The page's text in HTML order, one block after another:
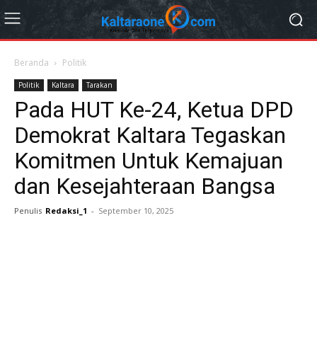
Beranda Politik
Politik Kaltara Tarakan
Pada HUT Ke-24, Ketua DPD
Demokrat Kaltara Tegaskan
Komitmen Untuk Kemajuan
dan Kesejahteraan Bangsa
Penulis Redaksi_1 - September 10, 2025